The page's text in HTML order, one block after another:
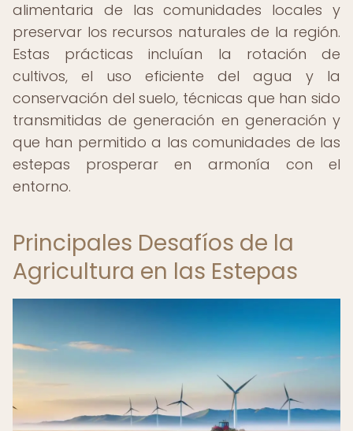
alimentaria de las comunidades locales y
preservar los recursos naturales de la región.
Estas prácticas incluían la rotación de
cultivos, el uso eficiente del agua y la
conservación del suelo, técnicas que han sido
transmitidas de generación en generación y
que han permitido a las comunidades de las
estepas prosperar en armonía con el
entorno.
Principales Desafíos de la
Agricultura en las Estepas